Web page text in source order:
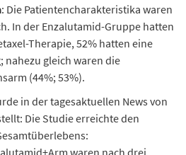
: Die Patientencharakteristika waren
In der Enzalutamid-Gruppe hatten
Therapie, 52% hatten eine
nahezu gleich waren die
(44%; 53%).
in der tagesaktuellen News von
Die Studie erreichte den
waren nach drei